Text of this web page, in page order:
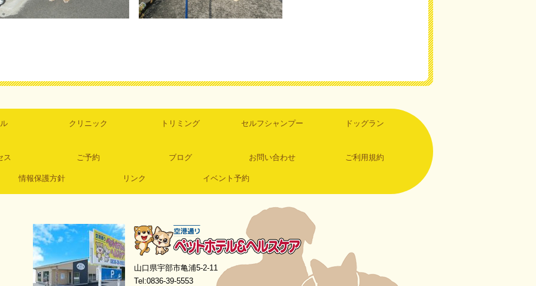
クリニック トリミング セルフシャンプー ドッグラン
ス ご予約 ブログ お問い合わせ ご利用規約
情報保護方針 リンク イベント予約
空港通りペットホテル＆ヘルスケア
山口県宇部市亀浦5-2-11
Tel:0836-39-5553